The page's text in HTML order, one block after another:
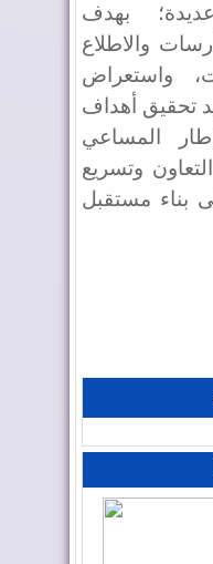
بهدف
والاطلاع
واستعراض
تحقيق أهداف
المساعي
وتسريع
بناء مستقبل